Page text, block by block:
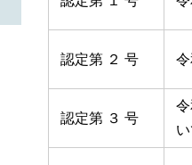
認定第 ２ 号
認定第 ３ 号